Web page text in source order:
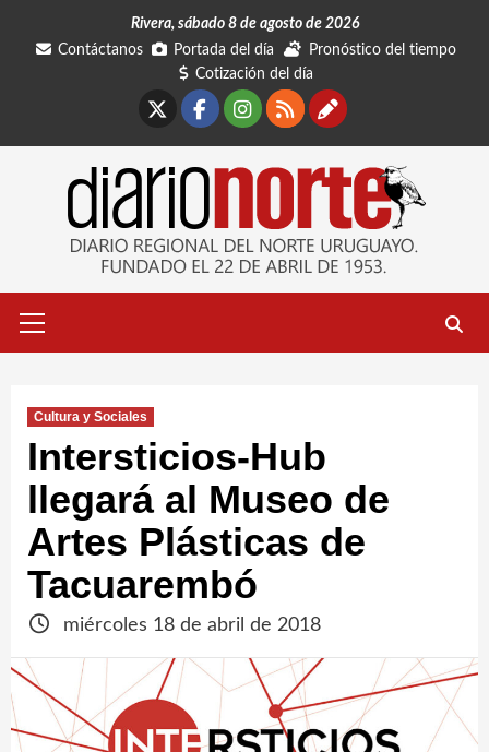
Rivera, sábado 8 de agosto de 2026
Contáctanos
Portada del día
Pronóstico del tiempo
Cotización del día
Facebook
Instagram
RSSContáctanos
primario
Cultura y Sociales
Intersticios-Hub
llegará al Museo de
Artes Plásticas de
Tacuarembó
miércoles 18 de abril de 2018